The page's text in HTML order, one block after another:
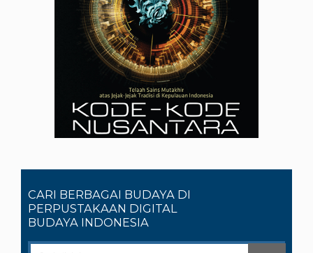
CARI BERBAGAI BUDAYA DI
PERPUSTAKAAN DIGITAL
BUDAYA INDONESIA